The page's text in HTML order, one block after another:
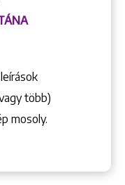
több)
mosoly.